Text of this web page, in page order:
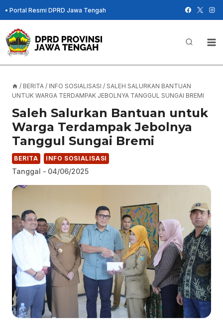
Skip
to
content
• Portal Resmi DPRD Jawa Tengah
/ BERITA / INFO SOSIALISASI / SALEH SALURKAN BANTUAN
UNTUK WARGA TERDAMPAK JEBOLNYA TANGGUL SUNGAI BREMI
Saleh Salurkan Bantuan untuk
Warga Terdampak Jebolnya
Tanggul Sungai Bremi
BERITA INFO SOSIALISASI
Tanggal - 04/06/2025